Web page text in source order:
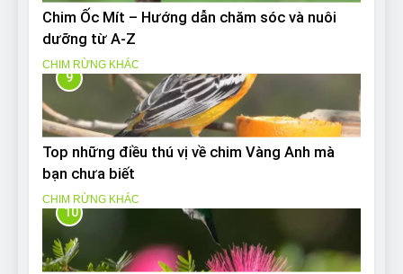
Chim Ốc Mít – Hướng dẫn chăm sóc và nuôi
dưỡng từ A-Z
CHIM RỪNG KHÁC
9
Top những điều thú vị về chim Vàng Anh mà
bạn chưa biết
CHIM RỪNG KHÁC
10